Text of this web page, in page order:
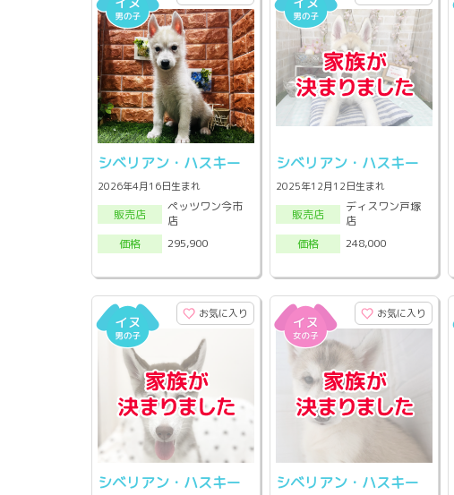
シベリアン・ハスキー
2026年4月16日生まれ
販売店
ペッツワン今市
店
価格
295,900
シベリアン・ハスキー
2025年12月12日生まれ
販売店
ディスワン戸塚
店
価格
248,000
お気に入り
シベリアン・ハスキー
お気に入り
シベリアン・ハスキー